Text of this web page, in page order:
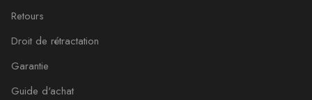
Retours
Droit de rétractation
Garantie
Guide d'achat